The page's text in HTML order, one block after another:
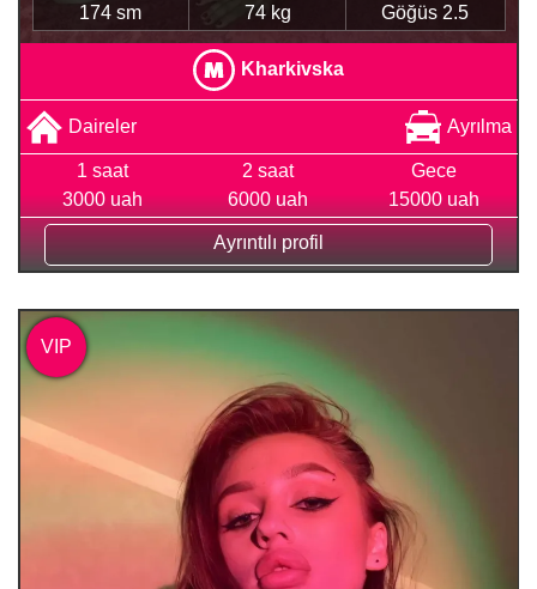
174 sm 74 kg Göğüs 2.5
Kharkivska
Daireler Ayrılma
1 saat
3000 uah
2 saat
6000 uah
Gece
15000 uah
Ayrıntılı profil
VIP